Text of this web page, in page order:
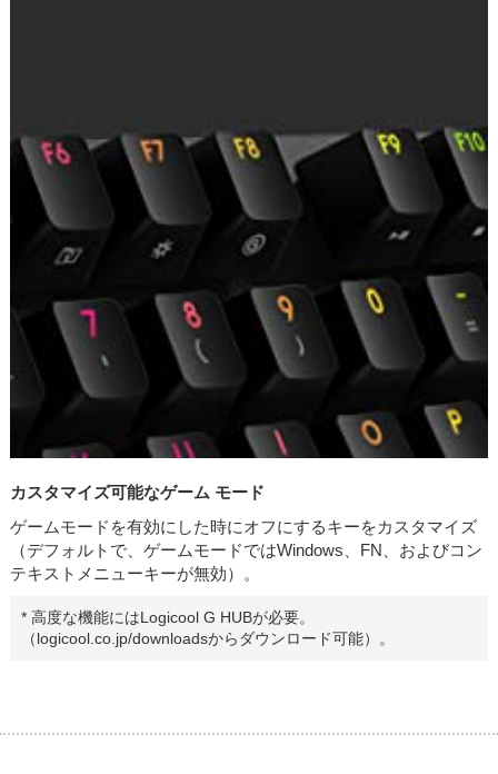
カスタマイズ可能なゲーム モード
ゲームモードを有効にした時にオフにするキーをカスタマイズ
（デフォルトで、ゲームモードではWindows、FN、およびコン
テキストメニューキーが無効）。
* 高度な機能にはLogicool G HUBが必要。
（logicool.co.jp/downloadsからダウンロード可能）。